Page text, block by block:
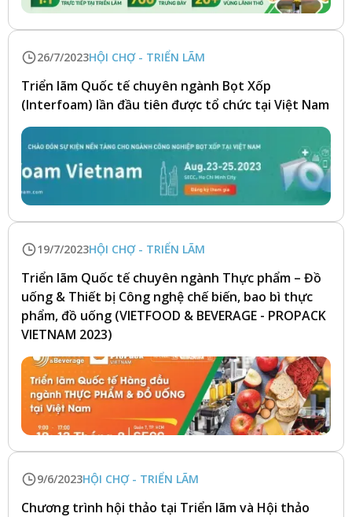
26/7/2023HỘI CHỢ - TRIỂN LÃM
Triển lãm Quốc tế chuyên ngành Bọt Xốp
(Interfoam) lần đầu tiên được tổ chức tại Việt Nam
19/7/2023HỘI CHỢ - TRIỂN LÃM
Triển lãm Quốc tế chuyên ngành Thực phẩm – Đồ
uống & Thiết bị Công nghệ chế biến, bao bì thực
phẩm, đồ uống (VIETFOOD & BEVERAGE - PROPACK
VIETNAM 2023)
9/6/2023HỘI CHỢ - TRIỂN LÃM
Chương trình hội thảo tại Triển lãm và Hội thảo